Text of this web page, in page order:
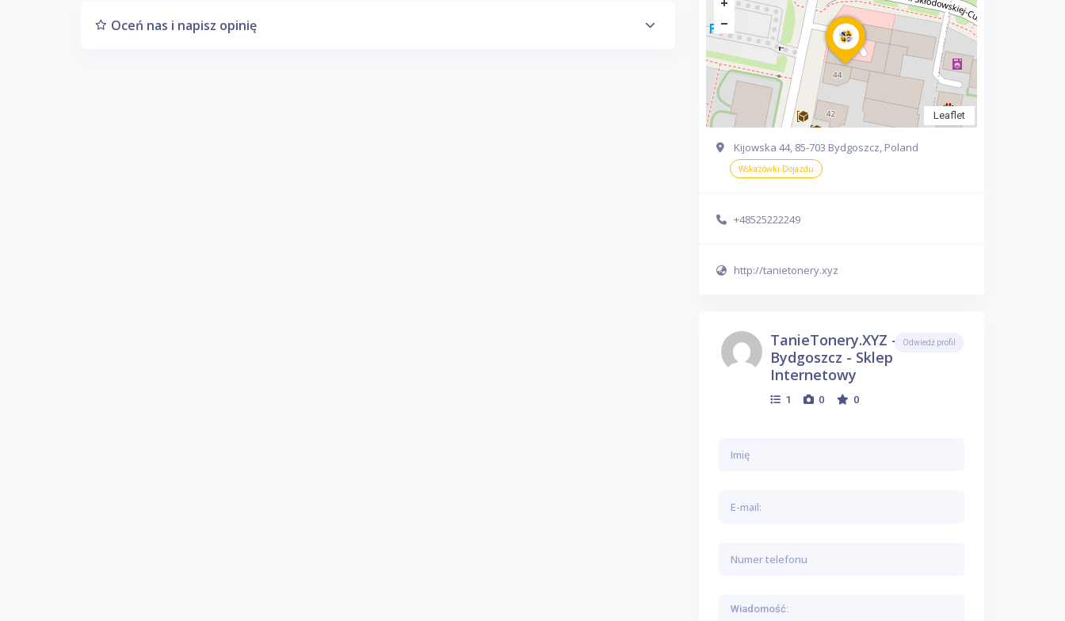
Oceń nas i napisz opinię
Leaflet
Kijowska 44, 85-703 Bydgoszcz, Poland
Wskazówki Dojazdu
+48525222249
http://tanietonery.xyz
TanieTonery.XYZ - Tonery
Bydgoszcz - Sklep
Internetowy
1 0 0
Odwiedź profil